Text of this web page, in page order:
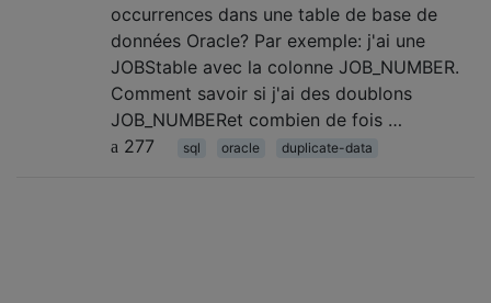
occurrences dans une table de base de
données Oracle? Par exemple: j'ai une
JOBStable avec la colonne JOB_NUMBER.
Comment savoir si j'ai des doublons
JOB_NUMBERet combien de fois …
277
sql oracle duplicate-data